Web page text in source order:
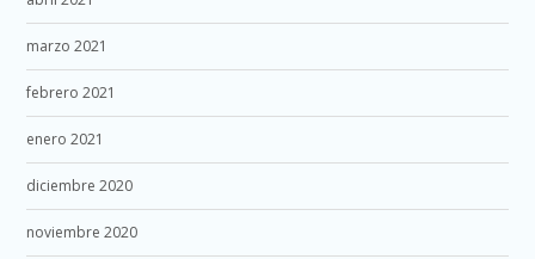
marzo 2021
febrero 2021
enero 2021
diciembre 2020
noviembre 2020